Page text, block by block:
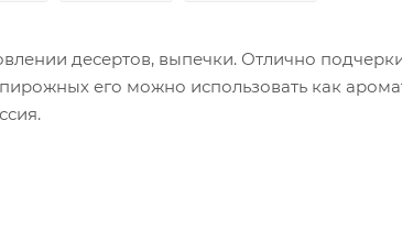
десертов, выпечки. Отлично
его можно использовать как